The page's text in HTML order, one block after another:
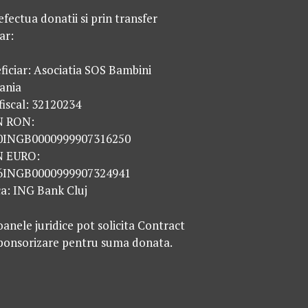
donatii si prin transfer
Asociatia SOS Bambini
32120234
RON:
EURO:
ING Bank Cluj
juridice pot solicita Contract
pentru suma donata.